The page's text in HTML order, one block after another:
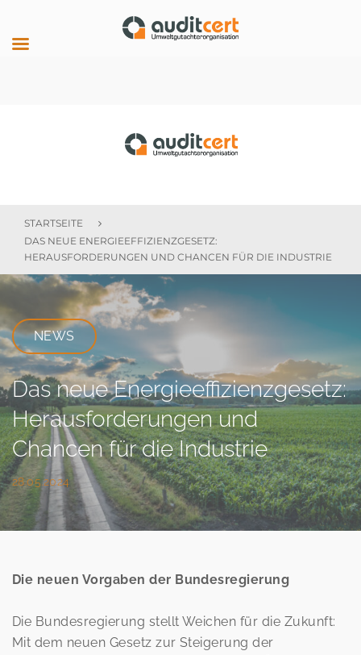
auditcert
STARTSEITE
DAS NEUE ENERGIEEFFIZIENZGESETZ:
HERAUSFORDERUNGEN UND CHANCEN FÜR DIE INDUSTRIE
NEWS
Das neue Energieeffizienzgesetz:
Herausforderungen und
Chancen für die Industrie
28.05.2024
Die neuen Vorgaben der Bundesregierung
Die Bundesregierung stellt Weichen für die Zukunft:
Mit dem neuen Gesetz zur Steigerung der